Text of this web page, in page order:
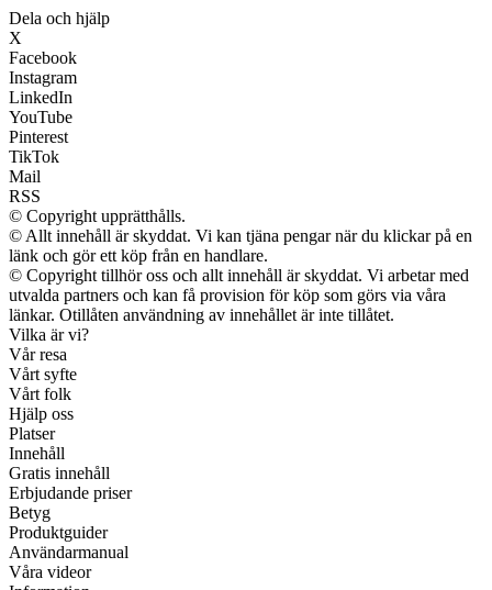
Dela och hjälp
X
Facebook
Instagram
LinkedIn
YouTube
Pinterest
TikTok
Mail
RSS
© Copyright upprätthålls.
© Allt innehåll är skyddat. Vi kan tjäna pengar när du klickar på en
länk och gör ett köp från en handlare.
© Copyright tillhör oss och allt innehåll är skyddat. Vi arbetar med
utvalda partners och kan få provision för köp som görs via våra
länkar. Otillåten användning av innehållet är inte tillåtet.
Vilka är vi?
Vår resa
Vårt syfte
Vårt folk
Hjälp oss
Platser
Innehåll
Gratis innehåll
Erbjudande priser
Betyg
Produktguider
Användarmanual
Våra videor